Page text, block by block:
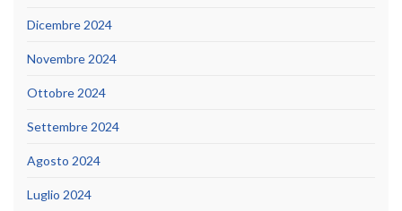
Dicembre 2024
Novembre 2024
Ottobre 2024
Settembre 2024
Agosto 2024
Luglio 2024